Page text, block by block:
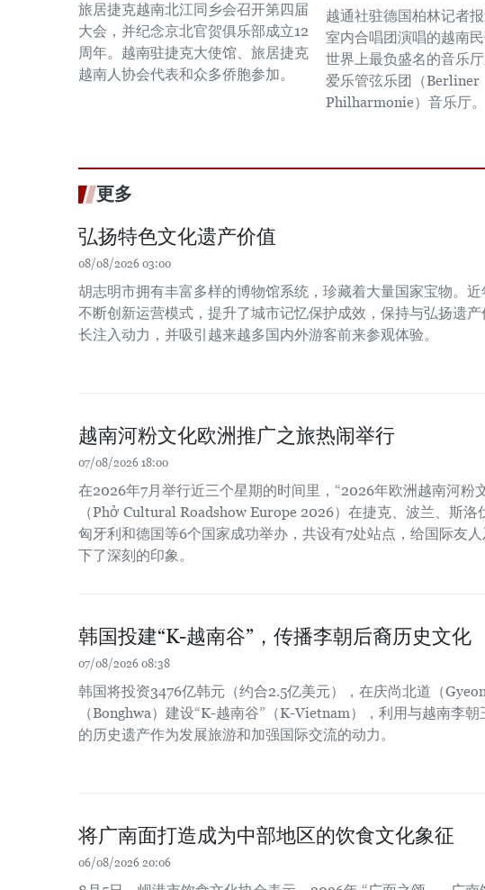
旅居捷克越南北江同乡会召开第四届
大会，并纪念京北官贺俱乐部成立12
周年。越南驻捷克大使馆、旅居捷克
越南人协会代表和众多侨胞参加。
越通社驻德国柏林记者
室内合唱团演唱的越南
世界上最负盛名的音乐
爱乐管弦乐团（Berliner
Philharmonie）音乐厅。 ​
更多
弘扬特色文化遗产价值
08/08/2026 03:00
胡志明市拥有丰富多样的博物馆系统，珍藏着大量国家宝物。
不断创新运营模式，提升了城市记忆保护成效，保持与弘扬遗
长注入动力，并吸引越来越多国内外游客前来参观体验。
越南河粉文化欧洲推广之旅热闹举行
07/08/2026 18:00
在2026年7月举行近三个星期的时间里，“2026年欧洲越南河粉
（Phở Cultural Roadshow Europe 2026）在捷克、波兰、斯洛
匈牙利和德国等6个国家成功举办，共设有7处站点，给国际友
下了深刻的印象。
韩国投建“K-越南谷”，传播李朝后裔历史文化
07/08/2026 08:38
韩国将投资3476亿韩元（约合2.5亿美元），在庆尚北道（
（Bonghwa）建设“K-越南谷”（K-Vietnam），利用与越南李
的历史遗产作为发展旅游和加强国际交流的动力。
将广南面打造成为中部地区的饮食文化象征
06/08/2026 20:06